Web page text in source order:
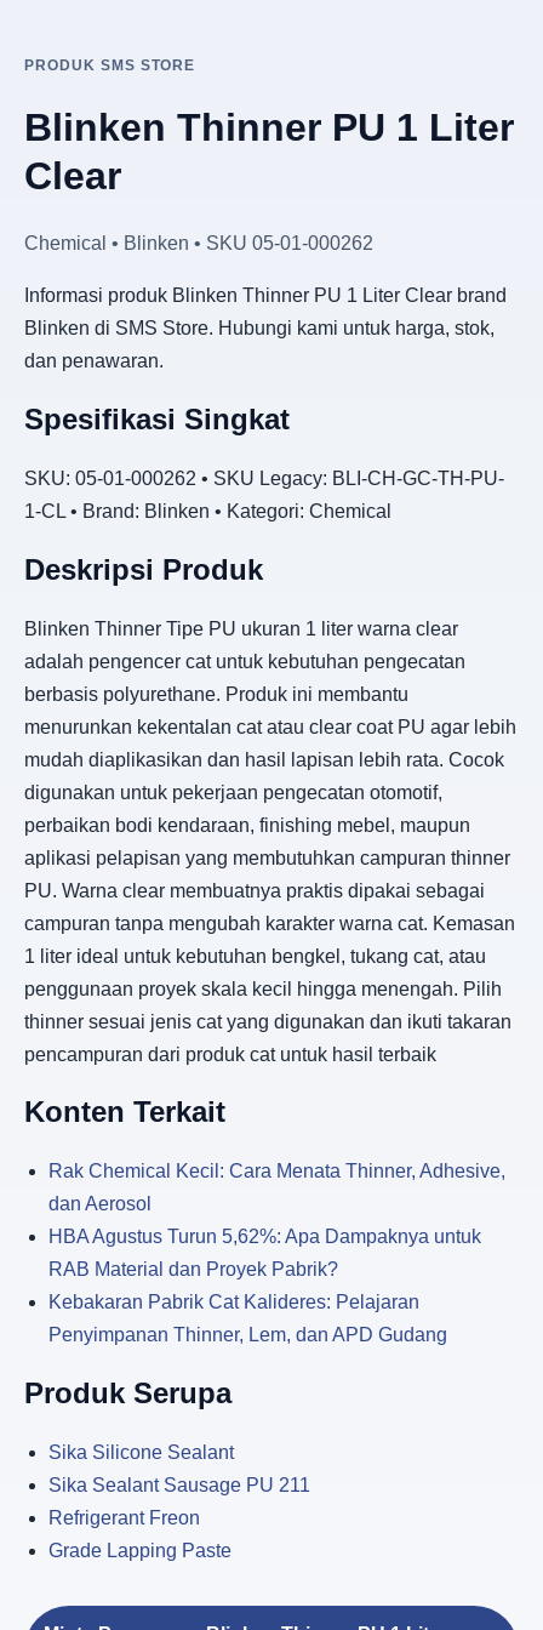
PRODUK SMS STORE
Blinken Thinner PU 1 Liter
Clear
Chemical • Blinken • SKU 05-01-000262
Informasi produk Blinken Thinner PU 1 Liter Clear brand
Blinken di SMS Store. Hubungi kami untuk harga, stok,
dan penawaran.
Spesifikasi Singkat
SKU: 05-01-000262 • SKU Legacy: BLI-CH-GC-TH-PU-
1-CL • Brand: Blinken • Kategori: Chemical
Deskripsi Produk
Blinken Thinner Tipe PU ukuran 1 liter warna clear
adalah pengencer cat untuk kebutuhan pengecatan
berbasis polyurethane. Produk ini membantu
menurunkan kekentalan cat atau clear coat PU agar lebih
mudah diaplikasikan dan hasil lapisan lebih rata. Cocok
digunakan untuk pekerjaan pengecatan otomotif,
perbaikan bodi kendaraan, finishing mebel, maupun
aplikasi pelapisan yang membutuhkan campuran thinner
PU. Warna clear membuatnya praktis dipakai sebagai
campuran tanpa mengubah karakter warna cat. Kemasan
1 liter ideal untuk kebutuhan bengkel, tukang cat, atau
penggunaan proyek skala kecil hingga menengah. Pilih
thinner sesuai jenis cat yang digunakan dan ikuti takaran
pencampuran dari produk cat untuk hasil terbaik
Konten Terkait
Rak Chemical Kecil: Cara Menata Thinner, Adhesive,
dan Aerosol
HBA Agustus Turun 5,62%: Apa Dampaknya untuk
RAB Material dan Proyek Pabrik?
Kebakaran Pabrik Cat Kalideres: Pelajaran
Penyimpanan Thinner, Lem, dan APD Gudang
Produk Serupa
Sika Silicone Sealant
Sika Sealant Sausage PU 211
Refrigerant Freon
Grade Lapping Paste